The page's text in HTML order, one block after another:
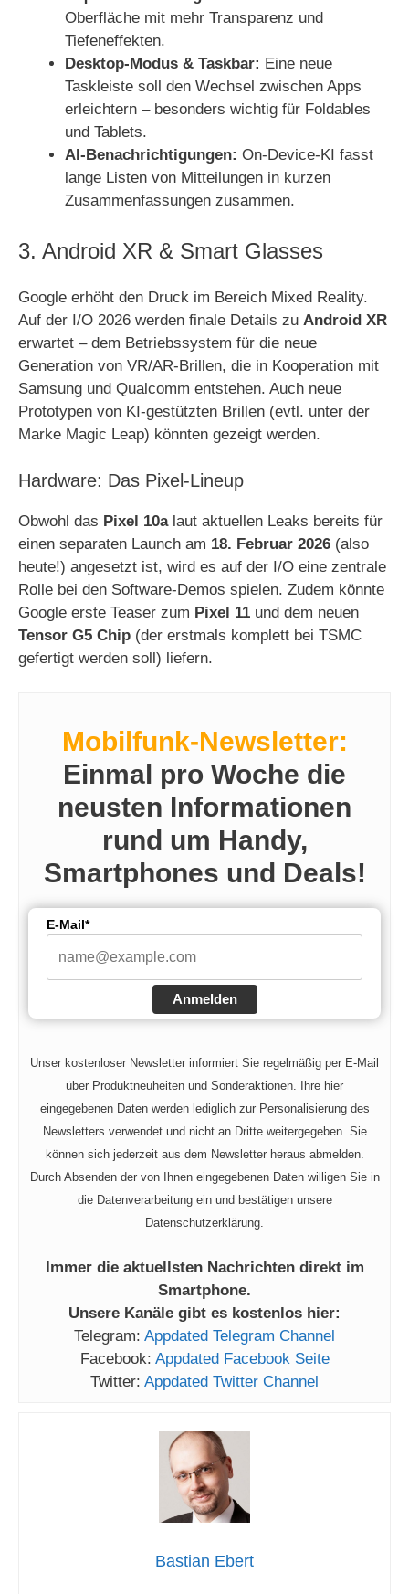
Oberfläche mit mehr Transparenz und
Tiefeneffekten.
Desktop-Modus & Taskbar: Eine neue
Taskleiste soll den Wechsel zwischen Apps
erleichtern – besonders wichtig für Foldables
und Tablets.
AI-Benachrichtigungen: On-Device-KI fasst
lange Listen von Mitteilungen in kurzen
Zusammenfassungen zusammen.
3. Android XR & Smart Glasses
Google erhöht den Druck im Bereich Mixed Reality.
Auf der I/O 2026 werden finale Details zu Android XR
erwartet – dem Betriebssystem für die neue
Generation von VR/AR-Brillen, die in Kooperation mit
Samsung und Qualcomm entstehen. Auch neue
Prototypen von KI-gestützten Brillen (evtl. unter der
Marke Magic Leap) könnten gezeigt werden.
Hardware: Das Pixel-Lineup
Obwohl das Pixel 10alaut aktuellen Leaks bereits für
einen separaten Launch am 18. Februar 2026 (also
heute!) angesetzt ist, wird es auf der I/O eine zentrale
Rolle bei den Software-Demos spielen. Zudem könnte
Google erste Teaser zum Pixel 11 und dem neuen
Tensor G5 Chip (der erstmals komplett bei TSMC
gefertigt werden soll) liefern.
Mobilfunk-Newsletter:
Einmal pro Woche die
neusten Informationen
rund um Handy,
Smartphones und Deals!
E-Mail*
Anmelden
Unser kostenloser Newsletter informiert Sie regelmäßig per E-Mail
über Produktneuheiten und Sonderaktionen. Ihre hier
eingegebenen Daten werden lediglich zur Personalisierung des
Newsletters verwendet und nicht an Dritte weitergegeben. Sie
können sich jederzeit aus dem Newsletter heraus abmelden.
Durch Absenden der von Ihnen eingegebenen Daten willigen Sie in
die Datenverarbeitung ein und bestätigen unsere
Datenschutzerklärung.
Immer die aktuellsten Nachrichten direkt im
Smartphone.
Unsere Kanäle gibt es kostenlos hier:
Telegram: Appdated Telegram Channel
Facebook: Appdated Facebook Seite
Twitter: Appdated Twitter Channel
Bastian Ebert